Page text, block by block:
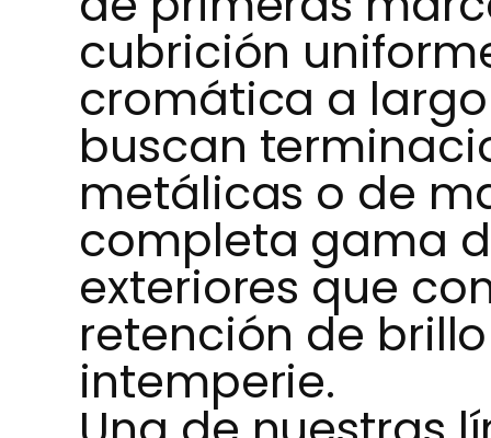
cubrición
cromática a
buscan
metálicas o de
completa gama
exteriores que
retención de
intemperie.